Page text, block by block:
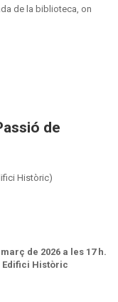
de la biblioteca, on
de
Històric)
de 2026 a les 17 h.
Edifici Històric